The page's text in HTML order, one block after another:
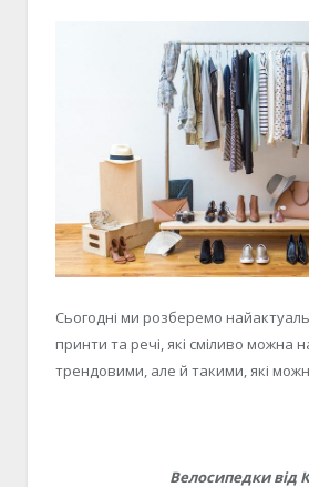
Сьогодні ми розберемо
принти та речі, які сміливо можна
трендовими, але й такими, які
Велосипедки від